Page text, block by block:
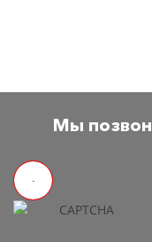
Мы